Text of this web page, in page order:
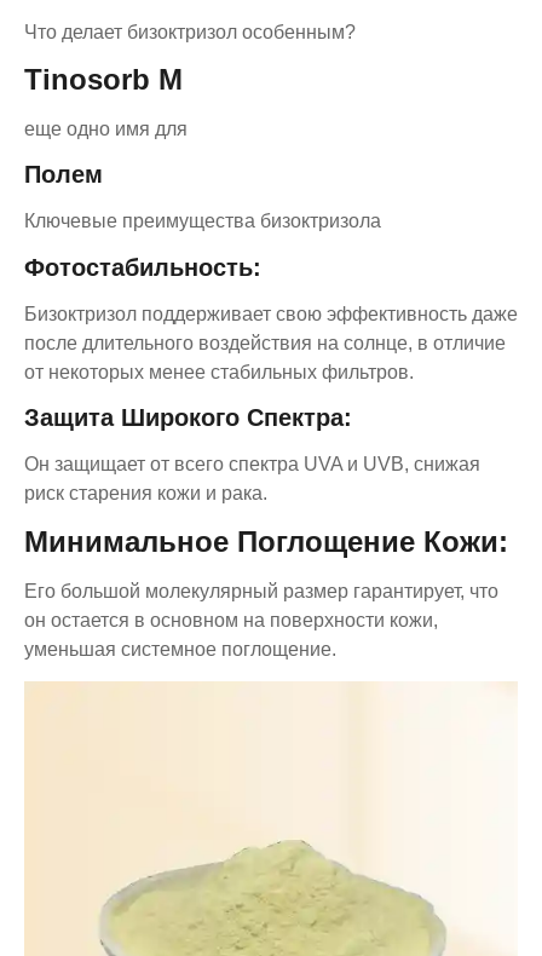
Что делает бизоктризол особенным?
Tinosorb M
еще одно имя для
Полем
Ключевые преимущества бизоктризола
Фотостабильность:
Бизоктризол поддерживает свою эффективность даже
после длительного воздействия на солнце, в отличие
от некоторых менее стабильных фильтров.
Защита Широкого Спектра:
Он защищает от всего спектра UVA и UVB, снижая
риск старения кожи и рака.
Минимальное Поглощение Кожи:
Его большой молекулярный размер гарантирует, что
он остается в основном на поверхности кожи,
уменьшая системное поглощение.